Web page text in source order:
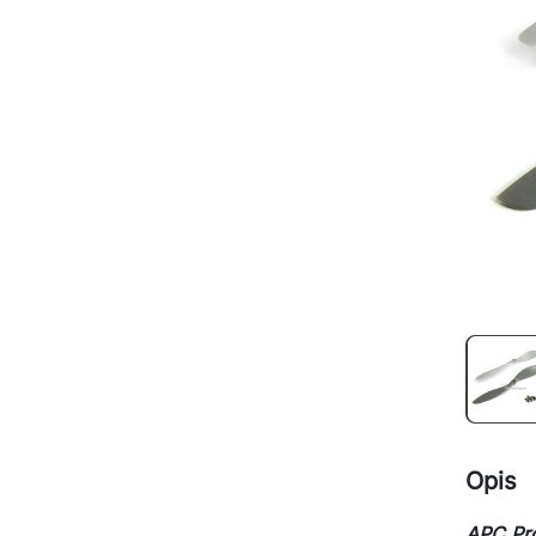
Opis